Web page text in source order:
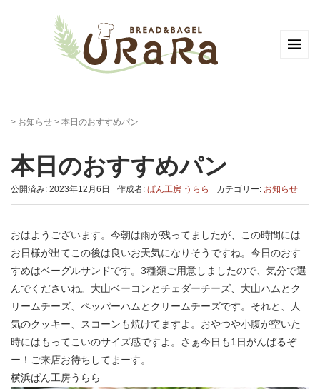
> お知らせ > 本日のおすすめパン
本日のおすすめパン
公開済み: 2023年12月6日 作成者: ぱん工房 うらら カテゴリー: お知らせ
おはようございます。今朝は雨が残ってましたが、この時間には
お日様が出てこの後は良いお天気になりそうですね。今日のおす
すめはベーグルサンドです。3種類ご用意しましたので、気分で選
んでくださいね。大山ベーコンとチェダーチーズ、大山ハムとク
リームチーズ、ペッパーハムとクリームチーズです。それと、人
気のクッキー、スコーンも焼けてますよ。おやつや小腹が空いた
時にはもってこいのサイズ感ですよ。さぁ今日も1日がんばるぞ
ー！ご来店お待ちしてまーす。
横浜ぱん工房うらら